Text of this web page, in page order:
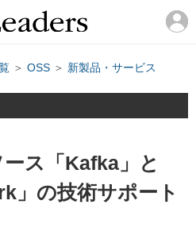
＞ OSS ＞ 新製品・サービス
ス「Kafka」と
」の技術サポート